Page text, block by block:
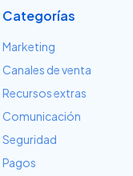
Categorías
Marketing
Canales de venta
Recursos extras
Comunicación
Seguridad
Pagos